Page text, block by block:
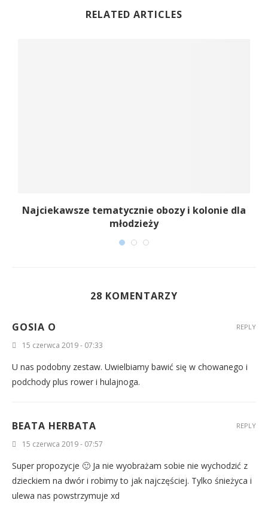
RELATED ARTICLES
Najciekawsze tematycznie obozy i kolonie dla
młodzieży
28 KOMENTARZY
GOSIA O
15 czerwca 2019 - 07:33
U nas podobny zestaw. Uwielbiamy bawić się w chowanego i
podchody plus rower i hulajnoga.
REPLY
BEATA HERBATA
15 czerwca 2019 - 07:57
Super propozycje 🙂 Ja nie wyobrażam sobie nie wychodzić z
dzieckiem na dwór i robimy to jak najczęściej. Tylko śnieżyca i
ulewa nas powstrzymuje xd
REPLY